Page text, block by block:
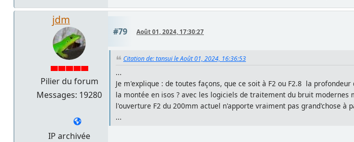
jdm
Pilier du forum
Messages: 19280
IP archivée
#79 Août 01, 2024, 17:30:27
Citation de: tansui le Août 01, 2024, 16:36:53
...
Je m'explique : de toutes façons, que ce soit à F2 ou F2.8 la
la montée en isos ? avec les logiciels de traitement du bruit
l'ouverture F2 du 200mm actuel n'apporte vraiment pas grand'chose
...